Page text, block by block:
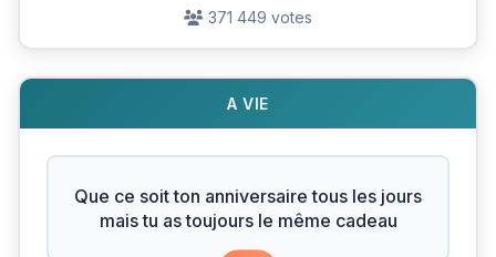
371 449 votes
A VIE
Que ce soit ton anniversaire tous les jours
mais tu as toujours le même cadeau